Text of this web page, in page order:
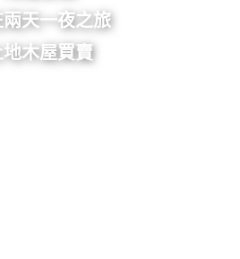
天一夜之旅
地木屋買賣